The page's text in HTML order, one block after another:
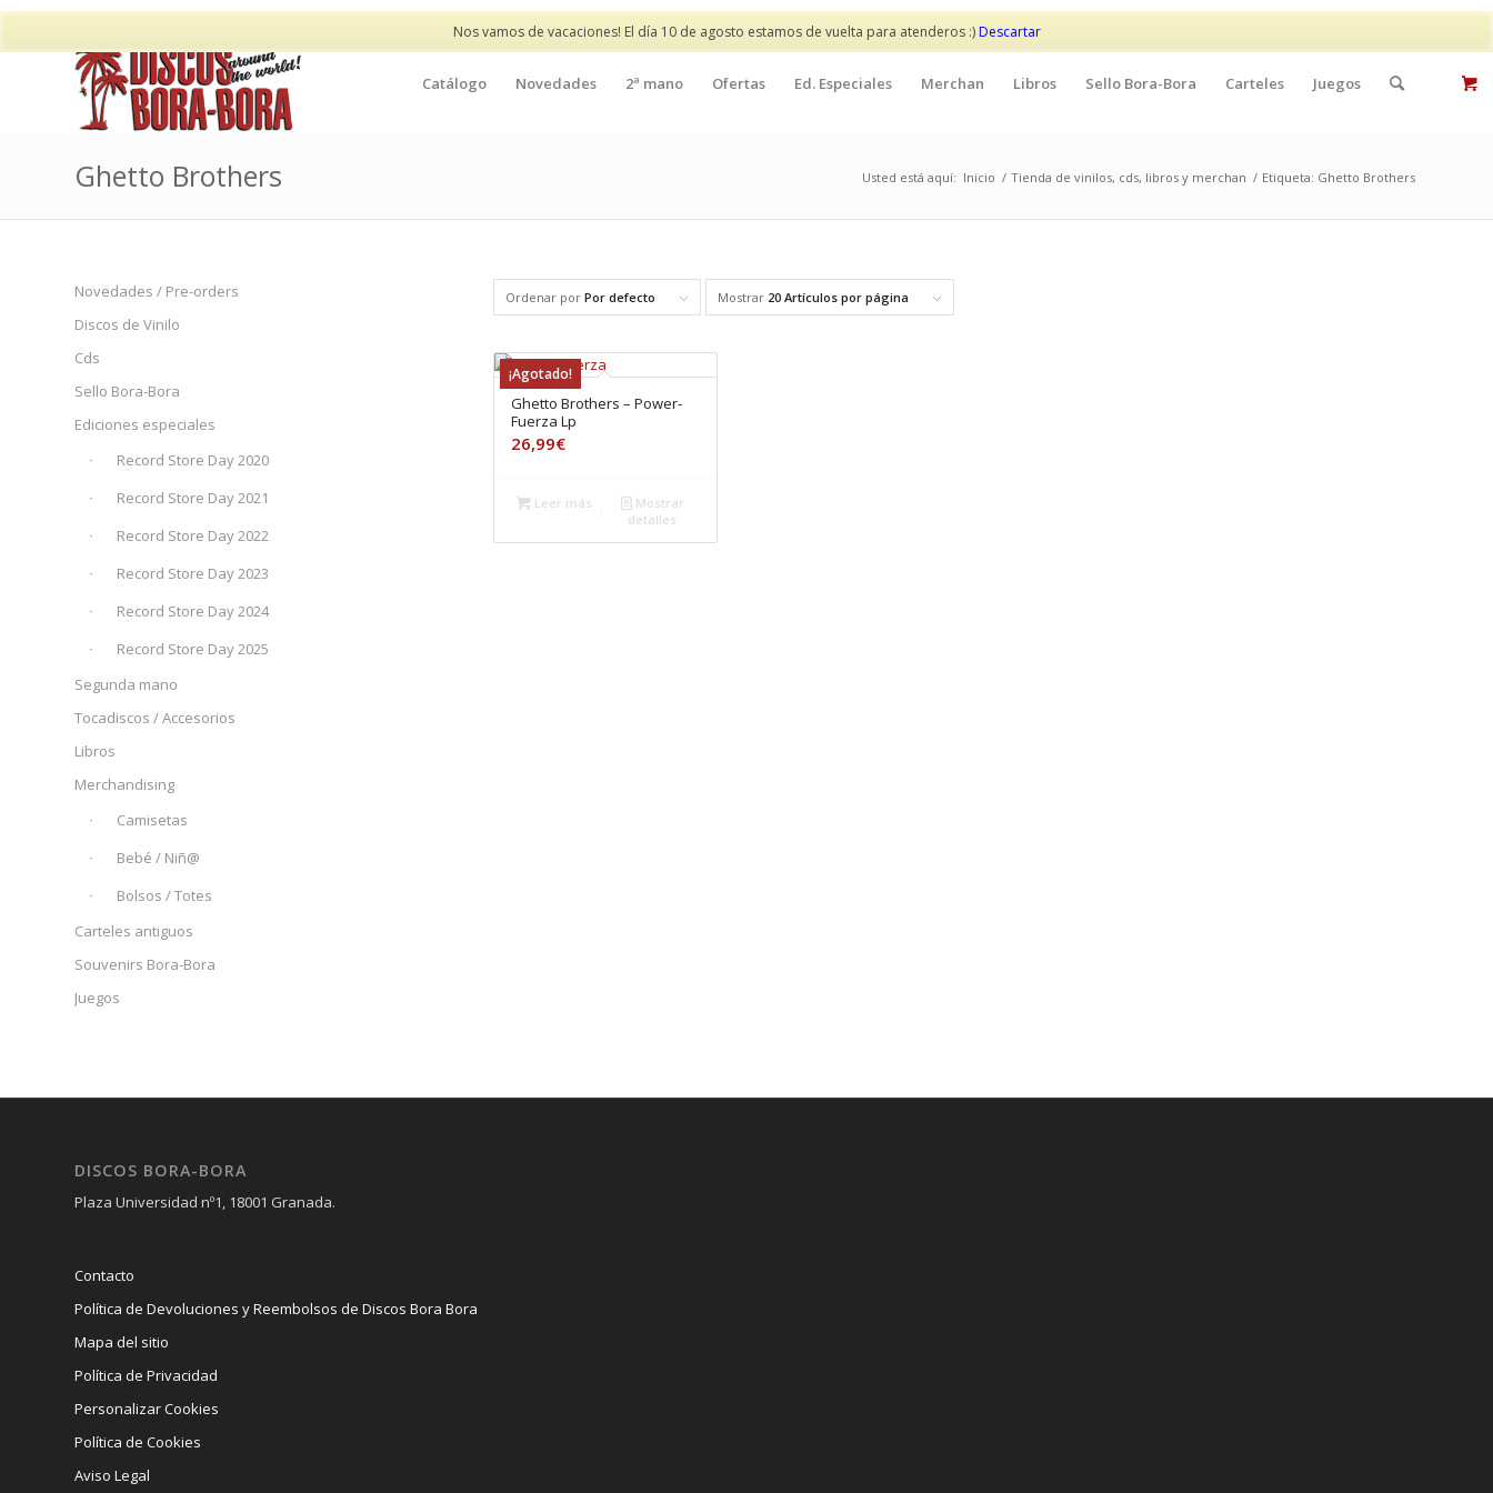
Nos vamos de vacaciones! El día 10 de agosto estamos de vuelta para atenderos :)Descartar
Mi cuenta Contacto
Catálogo Novedades 2ª mano Ofertas Ed. Especiales Merchan Libros Sello Bora-Bora Carteles Juegos
Ghetto Brothers Usted está aquí: Inicio / Tienda de vinilos, cds, libros y merchan / Etiqueta: Ghetto Brothers
Ordenar por Por defecto Mostrar 20 Artículos por página
¡Agotado!
Ghetto Brothers – Power-
Fuerza Lp
26,99€
Leer más
Mostrar
detalles
Novedades / Pre-orders
Discos de Vinilo
Cds
Sello Bora-Bora
Ediciones especiales
Record Store Day 2020
Record Store Day 2021
Record Store Day 2022
Record Store Day 2023
Record Store Day 2024
Record Store Day 2025
Segunda mano
Tocadiscos / Accesorios
Libros
Merchandising
Camisetas
Bebé / Niñ@
Bolsos / Totes
Carteles antiguos
Souvenirs Bora-Bora
Juegos
DISCOS BORA-BORA
Plaza Universidad nº1, 18001 Granada.
Contacto
Política de Devoluciones y Reembolsos de Discos Bora Bora
Mapa del sitio
Política de Privacidad
Personalizar Cookies
Política de Cookies
Aviso Legal